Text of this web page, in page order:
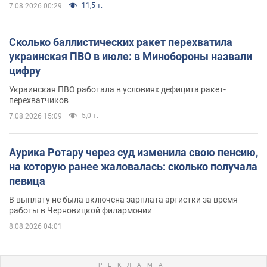
7.08.2026 00:29 11,5 т.
Сколько баллистических ракет перехватила
украинская ПВО в июле: в Минобороны назвали
цифру
Украинская ПВО работала в условиях дефицита ракет-
перехватчиков
7.08.2026 15:09 5,0 т.
Аурика Ротару через суд изменила свою пенсию,
на которую ранее жаловалась: сколько получала
певица
В выплату не была включена зарплата артистки за время
работы в Черновицкой филармонии
8.08.2026 04:01